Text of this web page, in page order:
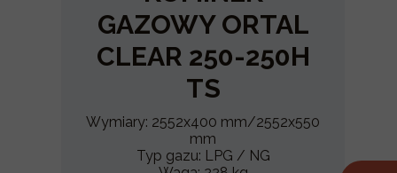
GAZOWY ORTAL
CLEAR 250-250H
TS
Wymiary: 2552x400 mm/2552x550
mm
Typ gazu: LPG / NG